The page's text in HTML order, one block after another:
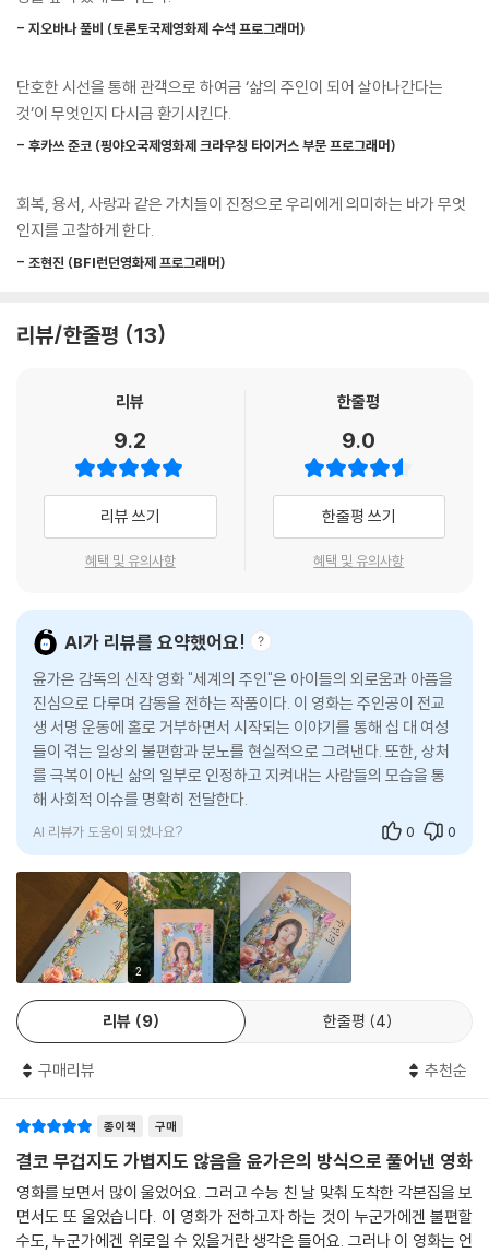
어지는 왜곡들은 주인을 또 다른 궁지로 몰아넣는다.
을 긍정하고 지키려고 애써 노력하는 과정에 주목하며 질문을 던진다. 이
때 함께 고통받고 아파하는 가족들을 바라보게 하고, 사건과 사고 이후의
치유를 걱정하는 양 던져지는 무분별한 폭력을 차분히 목도하게 한다. 그
‘사랑’을 희망하는 방식으로 생존 이후의 삶을 살아나가는 주인공 주인이
그것을 허락하지 않기 때문이다. 세상의 많은 ‘주인’이를 응원하는 윤가은
‘나’라는 세계의 주인을 만나는 또 다른 방식
마음으로 이야기를 담아낸다. “현장 촬영의 목표가 분명하다면, 현장에서
만 발견할 수 있는 가치가 많다고 느꼈”기 때문이며, 이것은 현장과 배우가
조우하며 써내려가는 ‘현장성’에 집중할 때 가능한 일이다. 이 ‘현장성’의
발견은 엄청난 준비가 선행되어야만 하며, 그 선행된 준비는 바로 각본집
안에 고스란히 녹아 있다. 그래서 각본과 영화는 연결되어 있으나 다른 감
상의 대상이 된다. 영화 〈우리들〉이 개봉 이후 10주년 만에 각본집을 출간
했던 것과 달리, 〈세계의 주인〉은 개봉에 발맞춰 각본집을 출간한다. 상처
운 태도로 맞서는 우리의 주인공 주인이가 만들어가는 ‘주인의 세계’를 영
화로 만난 분들이 이 각본을 통해 더 깊은 세계로 풍덩 뛰어드는 기회가 되
기를 기대하는 이유는 이 영화를 예비하며 오랜 시간 윤가은 감독이 고심
한 장치와 대사의 울림이 작지 않기 때문이다. 그 작은 흔적들의 큰 울림이
오래 간직되기를 기대한다.
각본이란 건 언제를 완성 시기로 봐야 하는지 아직도 잘 모르겠습니다. 사
실 각본에 완성이라는 단어가 어울리는지도 의문입니다. 영화를 만들기 위
한 설계도면을 각본이라고 보는 감독의 입장에서, 각본은 언제까지나 본
촬영을 계획하는 데 필요한 중간 단계의 준비물에 머물 수밖에 없기 때문
입니다. 긴 시간 가장 치열하게 들여다보고 매만지지만 영원히 완성되지
못할 각본의 존재론적 슬픔을 마주할 때마다, 그야말로 만감이 교차합니
다. 그럼에도, 절대 완성되지 못할 새로운 무언가를 다시 쓸 수 있게 되기를
희망합니다.
출간을 위해 오랜만에 지난 시나리오들을 들춰보며, 나의 동료들은 이 거
칠고 서툰 밑그림에서 대체 무엇을 발견했기에 이 험난한 여정에 동참하게
되었을까 많이 놀랐습니다. 그리고 이제, 그들의 노련한 손길을 거쳐 가까
무엇을 발견하시게 될까 궁금해집니다. 모쪼록 주인의 세계로 풍덩 뛰어드
는 즐거운 감상이 되시기를 진심으로 바랍니다. _〈감독의 말〉에서
- 지오바나 풀비 (토론토국제영화제 수석 프로그래머)
단호한 시선을 통해 관객으로 하여금 ‘삶의 주인이 되어 살아나간다는
것’이 무엇인지 다시금 환기시킨다.
- 후카쓰 준코 (핑야오국제영화제 크라우칭 타이거스 부문 프로그래머)
회복, 용서, 사랑과 같은 가치들이 진정으로 우리에게 의미하는 바가 무엇
인지를 고찰하게 한다.
- 조현진 (BFI런던영화제 프로그래머)
리뷰/한줄평 13
리뷰
9.2
리뷰 쓰기
혜택 및 유의사항
한줄평
9.0
한줄평 쓰기
혜택 및 유의사항
AI가 리뷰를 요약했어요!
윤가은 감독의 신작 영화 "세계의 주인"은 아이들의 외로움과 아픔을
진심으로 다루며 감동을 전하는 작품이다. 이 영화는 주인공이 전교
생 서명 운동에 홀로 거부하면서 시작되는 이야기를 통해 십 대 여성
들이 겪는 일상의 불편함과 분노를 현실적으로 그려낸다. 또한, 상처
를 극복이 아닌 삶의 일부로 인정하고 지켜내는 사람들의 모습을 통
해 사회적 이슈를 명확히 전달한다.
AI 리뷰가 도움이 되었나요? 0 0
2
리뷰 9 한줄평 4
구매리뷰 추천순
종이책 구매
결코 무겁지도 가볍지도 않음을 윤가은의 방식으로 풀어낸 영화
영화를 보면서 많이 울었어요. 그러고 수능 친 날 맞춰 도착한 각본집을 보
면서도 또 울었습니다. 이 영화가 전하고자 하는 것이 누군가에겐 불편할
수도, 누군가에겐 위로일 수 있을거란 생각은 들어요. 그러나 이 영화는 언